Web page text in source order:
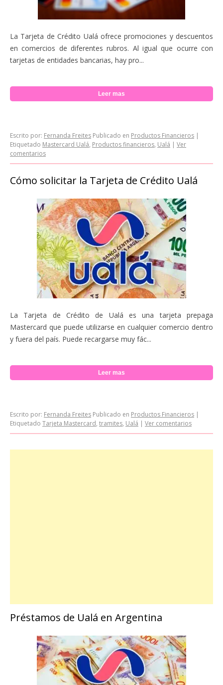
La Tarjeta de Crédito Ualá ofrece promociones y descuentos
en comercios de diferentes rubros. Al igual que ocurre con
tarjetas de entidades bancarias, hay pro...
Leer mas
Escrito por: Fernanda Freites Publicado en Productos Financieros |
Etiquetado Mastercard Ualá, Productos financieros, Ualá | Ver
comentarios
Cómo solicitar la Tarjeta de Crédito Ualá
La Tarjeta de Crédito de Ualá es una tarjeta prepaga
Mastercard que puede utilizarse en cualquier comercio dentro
y fuera del país. Puede recargarse muy fác...
Leer mas
Escrito por: Fernanda Freites Publicado en Productos Financieros |
Etiquetado Tarjeta Mastercard, tramites, Ualá | Ver comentarios
Préstamos de Ualá en Argentina